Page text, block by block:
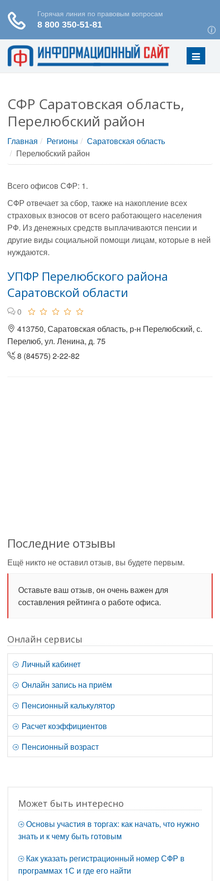
Меню
СФР Саратовская область,
Перелюбский район
Главная Регионы
Саратовская область
Перелюбский район
Всего офисов СФР: 1.
СФР отвечает за сбор, также на накопление всех
страховых взносов от всего работающего населения
РФ. Из денежных средств выплачиваются пенсии и
другие виды социальной помощи лицам, которые в ней
нуждаются.
УПФР Перелюбского района
Саратовской области
0
413750, Саратовская область, р-н Перелюбский, с.
Перелюб, ул. Ленина, д. 75
8 (84575) 2-22-82
Последние отзывы
Ещё никто не оставил отзыв, вы будете первым.
Оставьте ваш отзыв, он очень важен для
составления рейтинга о работе офиса.
Онлайн сервисы
Личный кабинет
Онлайн запись на приём
Пенсионный калькулятор
Расчет коэффициентов
Пенсионный возраст
Может быть интересно
Основы участия в торгах: как начать, что нужно
знать и к чему быть готовым
Как указать регистрационный номер СФР в
программах 1С и где его найти